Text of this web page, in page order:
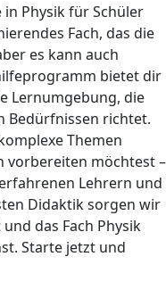
Physik für Schüler
Fach, das die
es kann auch
bietet dir
Lernumgebung, die
Bedürfnissen richtet.
Themen
vorbereiten möchtest –
Lehrern und
Didaktik sorgen wir
das Fach Physik
Starte jetzt und